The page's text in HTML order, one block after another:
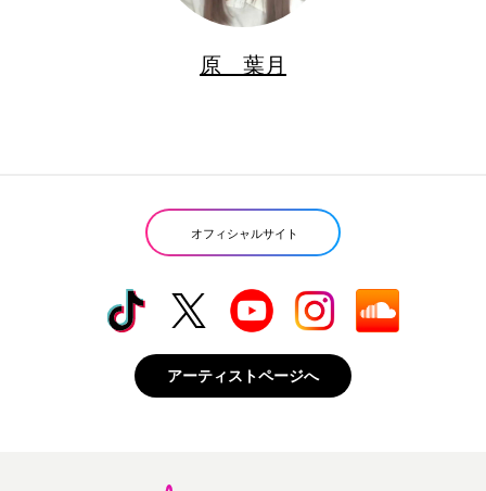
原 葉月
オフィシャルサイト
アーティストページへ